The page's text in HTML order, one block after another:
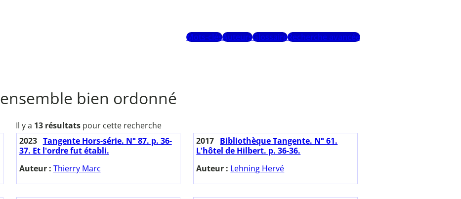
Mots-clésAuteursGlossaireRecherche avancée
ensemble bien ordonné
Il y a 13 résultatspour cette recherche
2023 Tangente Hors-série. N° 87. p. 36-
37. Et l'ordre fut établi.
Auteur : Thierry Marc
2017 Bibliothèque Tangente. N° 61.
L'hôtel de Hilbert. p. 36-36.
Auteur : Lehning Hervé